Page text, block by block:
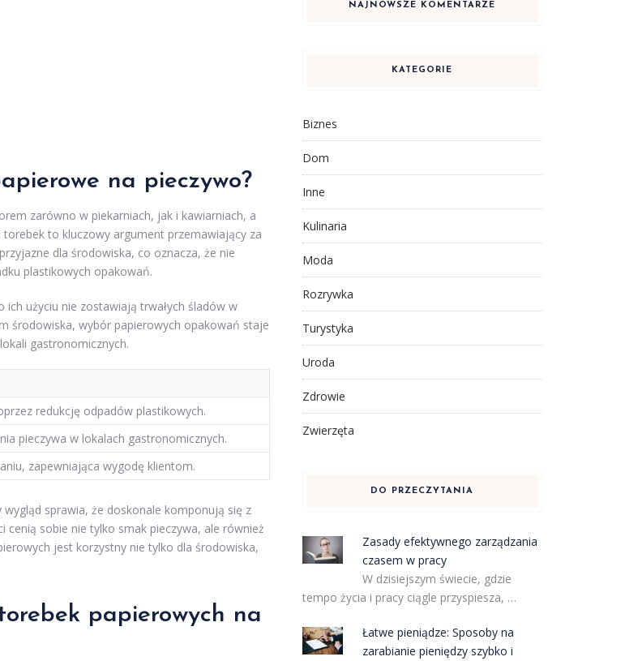
na pieczywo?
zarówno w piekarniach, jak i kawiarniach, a
torebek to kluczowy argument przemawiający za
dla środowiska, co oznacza, że nie
plastikowych opakowań.
użyciu nie zostawiają trwałych śladów w
środowiska, wybór papierowych opakowań staje
gastronomicznych.
redukcję odpadów plastikowych.
pieczywa w lokalach gastronomicznych.
zapewniająca wygodę klientom.
sprawia, że doskonale komponują się z
sobie nie tylko smak pieczywa, ale również
jest korzystny nie tylko dla środowiska,
papierowych na
NAJNOWSZE KOMENTARZE
KATEGORIE
Biznes
Dom
Inne
Kulinaria
Moda
Rozrywka
Turystyka
Uroda
Zdrowie
Zwierzęta
DO PRZECZYTANIA
Zasady efektywnego zarządzania
czasem w pracy
W dzisiejszym świecie, gdzie
tempo życia i pracy ciągle przyspiesza, …
Łatwe pieniądze: Sposoby na
zarabianie pieniędzy szybko i